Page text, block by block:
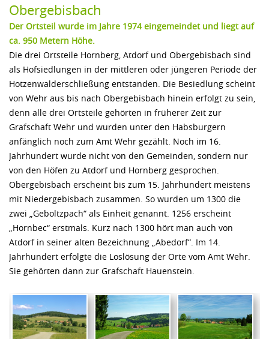
Obergebisbach
Der Ortsteil wurde im Jahre 1974 eingemeindet und liegt auf
ca. 950 Metern Höhe.
Die drei Ortsteile Hornberg, Atdorf und Obergebisbach sind
als Hofsiedlungen in der mittleren oder jüngeren Periode der
Hotzenwalderschließung entstanden. Die Besiedlung scheint
von Wehr aus bis nach Obergebisbach hinein erfolgt zu sein,
denn alle drei Ortsteile gehörten in früherer Zeit zur
Grafschaft Wehr und wurden unter den Habsburgern
anfänglich noch zum Amt Wehr gezählt. Noch im 16.
Jahrhundert wurde nicht von den Gemeinden, sondern nur
von den Höfen zu Atdorf und Hornberg gesprochen.
Obergebisbach erscheint bis zum 15. Jahrhundert meistens
mit Niedergebisbach zusammen. So wurden um 1300 die
zwei „Geboltzpach“ als Einheit genannt. 1256 erscheint
„Hornbec“ erstmals. Kurz nach 1300 hört man auch von
Atdorf in seiner alten Bezeichnung „Abedorf“. Im 14.
Jahrhundert erfolgte die Loslösung der Orte vom Amt Wehr.
Sie gehörten dann zur Grafschaft Hauenstein.